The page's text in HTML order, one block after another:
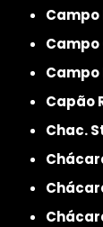
Chac.